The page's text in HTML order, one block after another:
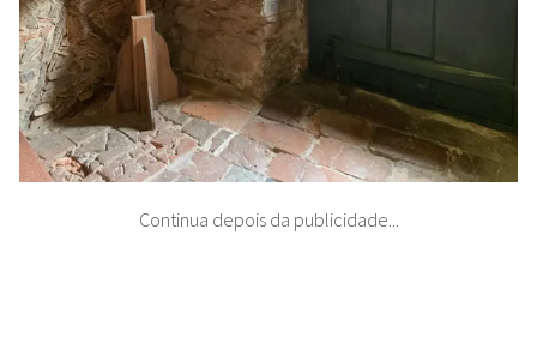
Continua depois da publicidade...